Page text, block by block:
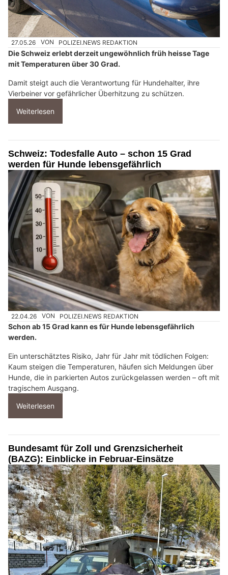
27.05.26 VON POLIZEI.NEWS REDAKTION
Die Schweiz erlebt derzeit ungewöhnlich früh heisse Tage
mit Temperaturen über 30 Grad.
Damit steigt auch die Verantwortung für Hundehalter, ihre
Vierbeiner vor gefährlicher Überhitzung zu schützen.
Weiterlesen
Schweiz: Todesfalle Auto – schon 15 Grad
werden für Hunde lebensgefährlich
22.04.26 VON POLIZEI.NEWS REDAKTION
Schon ab 15 Grad kann es für Hunde lebensgefährlich
werden.
Ein unterschätztes Risiko, Jahr für Jahr mit tödlichen Folgen:
Kaum steigen die Temperaturen, häufen sich Meldungen über
Hunde, die in parkierten Autos zurückgelassen werden – oft mit
tragischem Ausgang.
Weiterlesen
Bundesamt für Zoll und Grenzsicherheit
(BAZG): Einblicke in Februar-Einsätze